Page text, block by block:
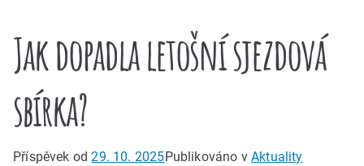
Jak dopadla letošní sjezdová
sbírka?
Příspěvek od29. 10. 2025Publikováno vAktuality